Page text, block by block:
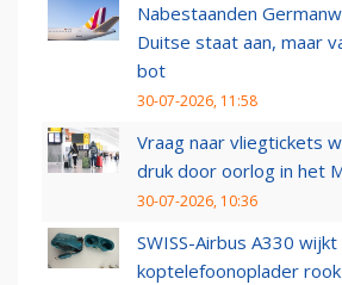
Nabestaanden
Duitse staat aan, maar
bot
30-07-2026, 11:58
Vraag naar vliegtickets
druk door oorlog in het
30-07-2026, 10:36
SWISS-Airbus A330
koptelefoonoplader rook